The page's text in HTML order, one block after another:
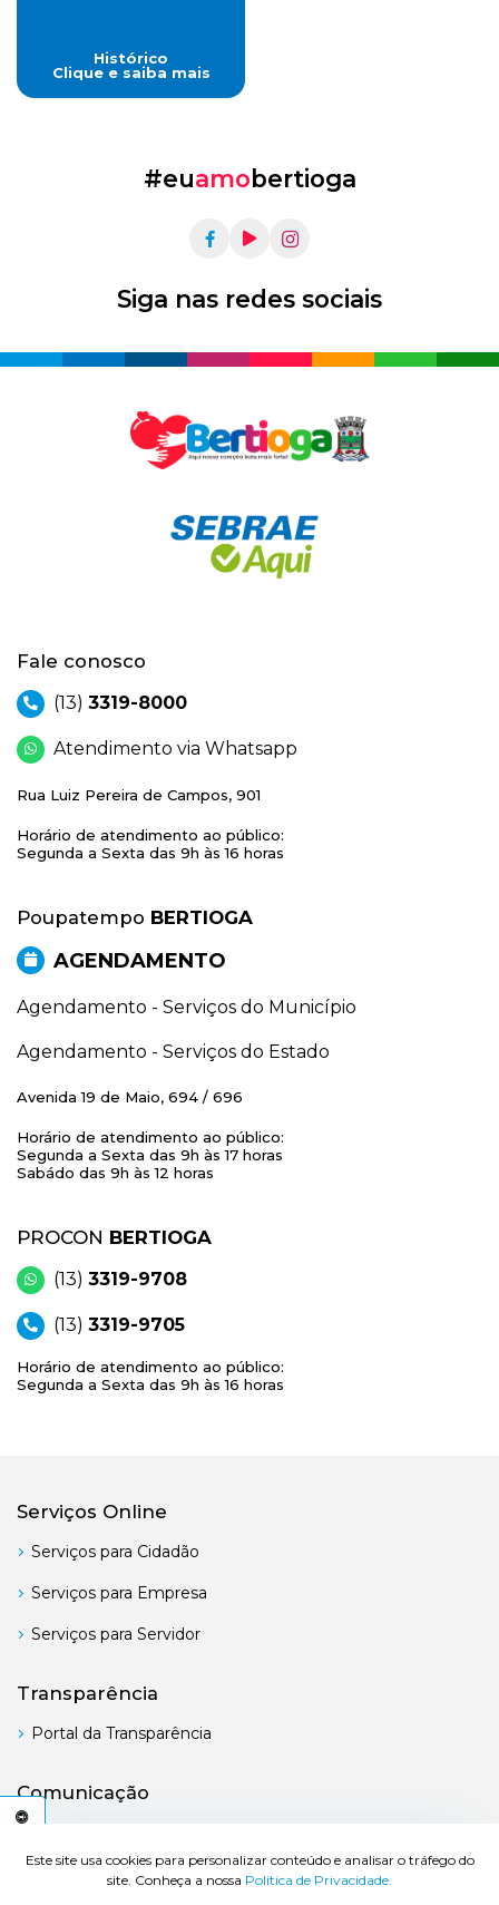
Este site usa cookies para personalizar conteúdo e analisar o tráfego do
site. Conheça a nossa Política de Privacidade.
Histórico
Clique e saiba mais
#euamobertioga
Siga nas redes sociais
Fale conosco
(13) 3319-8000
Atendimento via Whatsapp
Rua Luiz Pereira de Campos, 901
Horário de atendimento ao público:
Segunda a Sexta das 9h às 16 horas
Poupatempo BERTIOGA
AGENDAMENTO
Agendamento - Serviços do Município
Agendamento - Serviços do Estado
Avenida 19 de Maio, 694 / 696
Horário de atendimento ao público:
Segunda a Sexta das 9h às 17 horas
Sabádo das 9h às 12 horas
PROCON BERTIOGA
(13) 3319-9708
(13) 3319-9705
Horário de atendimento ao público:
Segunda a Sexta das 9h às 16 horas
Serviços Online
Serviços para Cidadão
Serviços para Empresa
Serviços para Servidor
Transparência
Portal da Transparência
Comunicação